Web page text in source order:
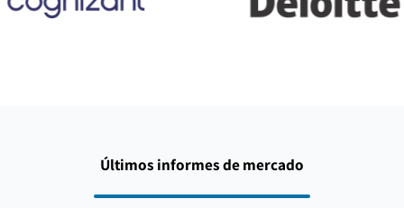
Últimos informes de mercado